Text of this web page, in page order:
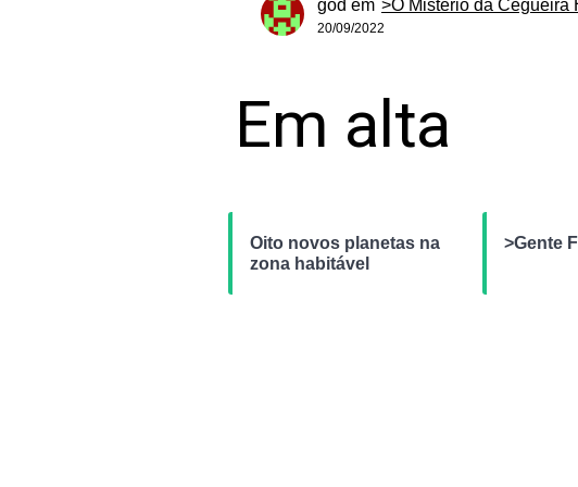
god em >O Mistério da Cegueira
20/09/2022
Em alta
Oito novos planetas na
zona habitável
>Gente